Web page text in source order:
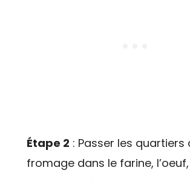
Étape 2 : Passer les quartiers
fromage dans le farine,